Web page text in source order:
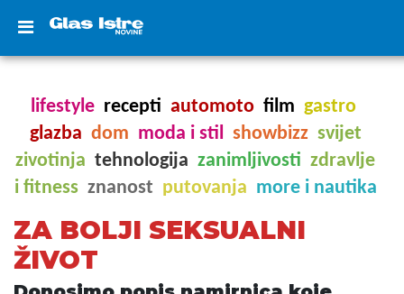
lifestyle recepti automoto film gastro
glazba dom moda i stil showbizz svijet
zivotinja tehnologija zanimljivosti zdravlje
i fitness znanost putovanja more i nautika
ZA BOLJI SEKSUALNI
ŽIVOT